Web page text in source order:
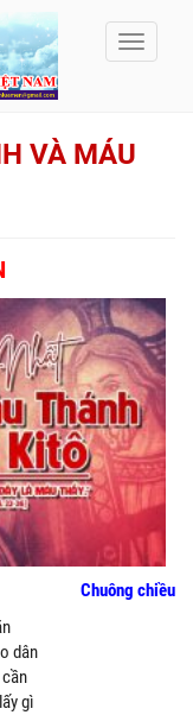
Toggle
VÀ MÁU
Chuông chiều
dân
gì